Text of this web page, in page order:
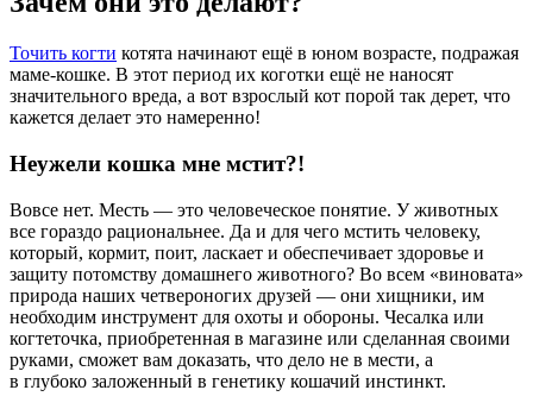
Точить когти котята начинают ещё в юном возрасте, подражая
маме-кошке. В этот период их коготки ещё не наносят
значительного вреда, а вот взрослый кот порой так дерет, что
кажется делает это намеренно!
Неужели кошка мне мстит?!
Вовсе нет. Месть — это человеческое понятие. У животных
все гораздо рациональнее. Да и для чего мстить человеку,
который, кормит, поит, ласкает и обеспечивает здоровье и
защиту потомству домашнего животного? Во всем «виновата»
природа наших четвероногих друзей — они хищники, им
необходим инструмент для охоты и обороны. Чесалка или
когтеточка, приобретенная в магазине или сделанная своими
руками, сможет вам доказать, что дело не в мести, а
в глубоко заложенный в генетику кошачий инстинкт.